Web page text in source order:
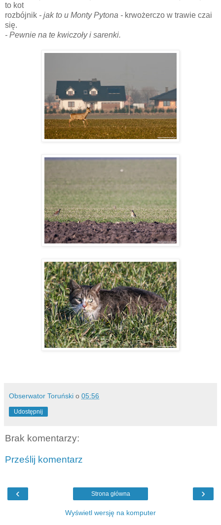
to kot
rozbójnik - jak to u Monty Pytona - krwożerczo w trawie czai
się.
- Pewnie na te kwiczoły i sarenki.
Obserwator Toruński o 05:56
Udostępnij
Brak komentarzy:
Prześlij komentarz
‹ ›
Strona główna
Wyświetl wersję na komputer